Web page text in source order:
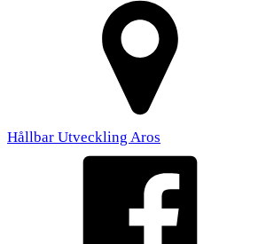
Hållbar Utveckling Aros